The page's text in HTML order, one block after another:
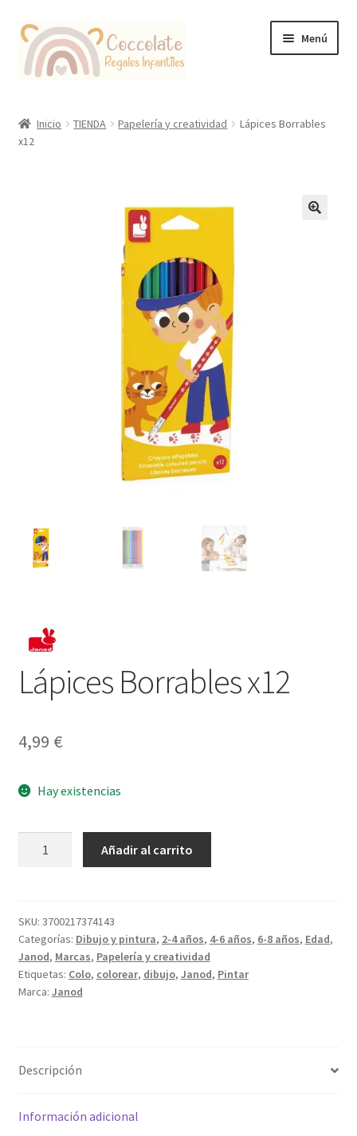
Ir
la
Ir
contenido
Menú
Coccolate Puericultura y Juguetería Educativa
Inicio TIENDA Papelería y creatividad
Lápices Borrables
x12
Lápices Borrables x12
4,99 €
Hay existencias
Añadir al carrito
SKU: 3700217374143
Categorías: Dibujo y pintura, 2-4 años, 4-6 años, 6-8 años, Edad,
Janod, Marcas, Papelería y creatividad
Etiquetas: Colo, colorear, dibujo, Janod, Pintar
Marca: Janod
Descripción
Información adicional